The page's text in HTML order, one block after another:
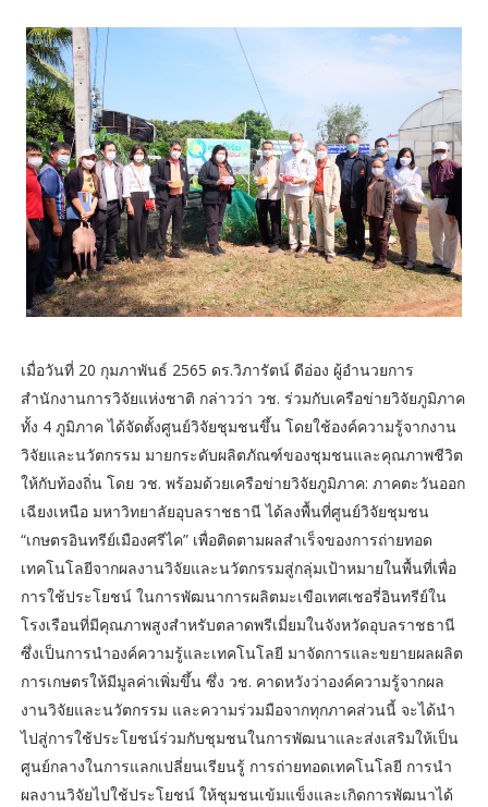
เมื่อวันที่ 20 กุมภาพันธ์ 2565 ดร.วิภารัตน์ ดีอ่อง ผู้อำนวยการ
สำนักงานการวิจัยแห่งชาติ กล่าวว่า วช. ร่วมกับเครือข่ายวิจัยภูมิภาค
ทั้ง 4 ภูมิภาค ได้จัดตั้งศูนย์วิจัยชุมชนขึ้น โดยใช้องค์ความรู้จากงาน
วิจัยและนวัตกรรม มายกระดับผลิตภัณฑ์ของชุมชนและคุณภาพชีวิต
ให้กับท้องถิ่น โดย วช. พร้อมด้วยเครือข่ายวิจัยภูมิภาค: ภาคตะวันออก
เฉียงเหนือ มหาวิทยาลัยอุบลราชธานี ได้ลงพื้นที่ศูนย์วิจัยชุมชน
“เกษตรอินทรีย์เมืองศรีไค” เพื่อติดตามผลสำเร็จของการถ่ายทอด
เทคโนโลยีจากผลงานวิจัยและนวัตกรรมสู่กลุ่มเป้าหมายในพื้นที่เพื่อ
การใช้ประโยชน์ ในการพัฒนาการผลิตมะเขือเทศเชอรี่อินทรีย์ใน
โรงเรือนที่มีคุณภาพสูงสำหรับตลาดพรีเมี่ยมในจังหวัดอุบลราชธานี
ซึ่งเป็นการนำองค์ความรู้และเทคโนโลยี มาจัดการและขยายผลผลิต
การเกษตรให้มีมูลค่าเพิ่มขึ้น ซึ่ง วช. คาดหวังว่าองค์ความรู้จากผล
งานวิจัยและนวัตกรรม และความร่วมมือจากทุกภาคส่วนนี้ จะได้นำ
ไปสู่การใช้ประโยชน์ร่วมกับชุมชนในการพัฒนาและส่งเสริมให้เป็น
ศูนย์กลางในการแลกเปลี่ยนเรียนรู้ การถ่ายทอดเทคโนโลยี การนำ
ผลงานวิจัยไปใช้ประโยชน์ ให้ชุมชนเข้มแข็งและเกิดการพัฒนาได้